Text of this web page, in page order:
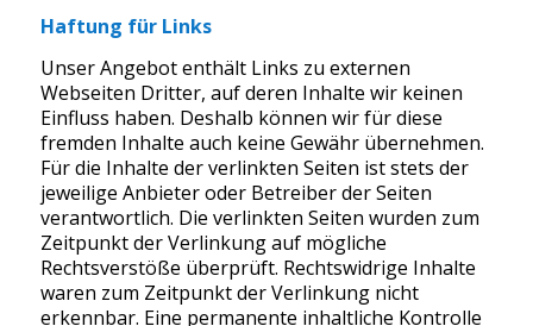
Haftung für Links
Unser Angebot enthält Links zu externen
Webseiten Dritter, auf deren Inhalte wir keinen
Einfluss haben. Deshalb können wir für diese
fremden Inhalte auch keine Gewähr übernehmen.
Für die Inhalte der verlinkten Seiten ist stets der
jeweilige Anbieter oder Betreiber der Seiten
verantwortlich. Die verlinkten Seiten wurden zum
Zeitpunkt der Verlinkung auf mögliche
Rechtsverstöße überprüft. Rechtswidrige Inhalte
waren zum Zeitpunkt der Verlinkung nicht
erkennbar. Eine permanente inhaltliche Kontrolle